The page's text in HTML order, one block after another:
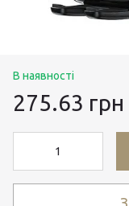
В наявності
275.63 грн